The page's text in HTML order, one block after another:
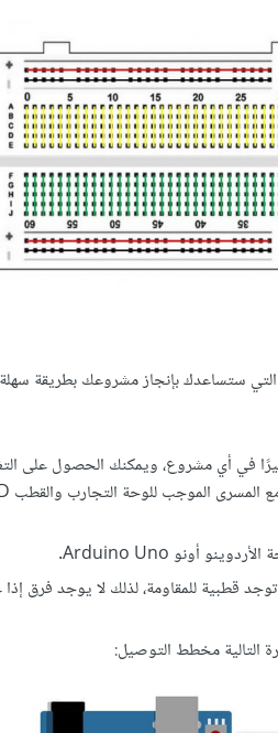
بإنجاز مشروعك بطريقة سهلة،
قطبية للمقاومة، لذلك لا يوجد فرق
التالية مخطط التوصيل: